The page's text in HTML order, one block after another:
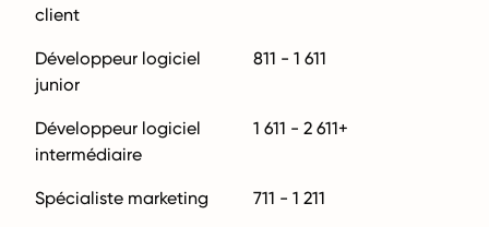
client
Développeur logiciel
junior
811 - 1 611
Développeur logiciel
intermédiaire
1 611 - 2 611+
Spécialiste marketing 711 - 1 211